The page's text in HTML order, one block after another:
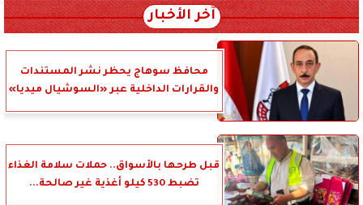
آخر الأخبار
محافظ سوهاج يحظر نشر المستندات
والقرارات الداخلية عبر «السوشيال ميديا»
قبل طرحها بالأسواق.. حملات سلامة الغذاء
تضبط 530 كيلو أغذية غير صالحة...